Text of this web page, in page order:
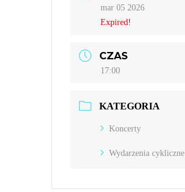
mar 05 2026
Expired!
CZAS
17:00
KATEGORIA
Koncerty
Wydarzenia cykliczne